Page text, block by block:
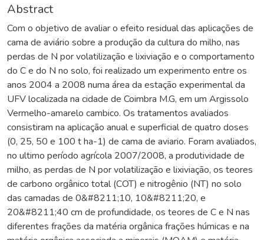
Abstract
Com o objetivo de avaliar o efeito residual das aplicações de
cama de aviário sobre a produção da cultura do milho, nas
perdas de N por volatilização e lixiviação e o comportamento
do C e do N no solo, foi realizado um experimento entre os
anos 2004 a 2008 numa área da estação experimental da
UFV localizada na cidade de Coimbra M.G, em um Argissolo
Vermelho-amarelo cambico. Os tratamentos avaliados
consistiram na aplicação anual e superficial de quatro doses
(0, 25, 50 e 100 t ha-1) de cama de aviario. Foram avaliados,
no ultimo período agrícola 2007/2008, a produtividade de
milho, as perdas de N por volatilização e lixiviação, os teores
de carbono orgânico total (COT) e nitrogênio (NT) no solo
das camadas de 0&#8211;10, 10&#8211;20, e
20&#8211;40 cm de profundidade, os teores de C e N nas
diferentes frações da matéria orgânica frações húmicas e na